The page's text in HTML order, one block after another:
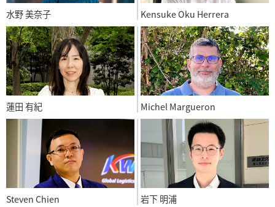
水野 美奈子 Kensuke Oku Herrera
蓮田 有紀 Michel Margueron
Steven Chien 岩下 明浦